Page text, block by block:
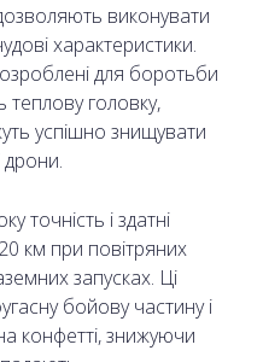
виконувати
характеристики.
для боротьби
головку,
успішно знищувати
дрони.
точність і здатні
км при повітряних
запусках. Ці
бойову частину і
конфетті, знижуючи